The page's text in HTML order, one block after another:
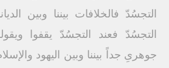
التجسُدّ فالخلافات بيننا وبين
التجسُدّ فعند التجسُدّ يقفوا
جوهرىِ جداً بيننا وبين اليهود